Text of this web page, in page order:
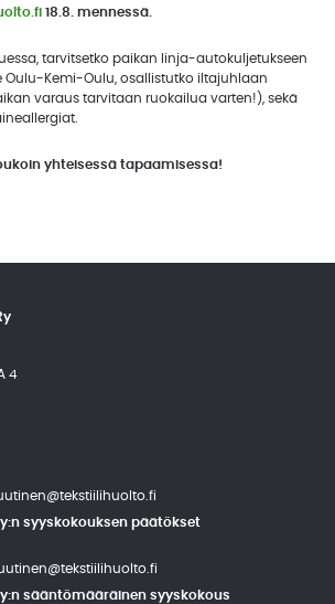
18.8. mennessä.
tarvitsetko paikan linja-autokuljetukseen
Oulu-Kemi-Oulu, osallistutko iltajuhlaan
varaus tarvitaan ruokailua varten!), sekä
yhteisessä tapaamisessa!
4
syyskokouksen päätökset
sääntömääräinen syyskokous